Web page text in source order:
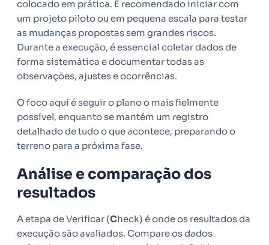
colocado em prática. É recomendado iniciar com
um projeto piloto ou em pequena escala para testar
as mudanças propostas sem grandes riscos.
Durante a execução, é essencial coletar dados de
forma sistemática e documentar todas as
observações, ajustes e ocorrências.
O foco aqui é seguir o plano o mais fielmente
possível, enquanto se mantém um registro
detalhado de tudo o que acontece, preparando o
terreno para a próxima fase.
Análise e comparação dos
resultados
A etapa de Verificar (Check) é onde os resultados da
execução são avaliados. Compare os dados